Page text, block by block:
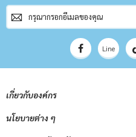
สมัคร
สมาชิก
จดหมาย
Line
เกี่ยวกับองค์กร
นโยบายต่าง ๆ